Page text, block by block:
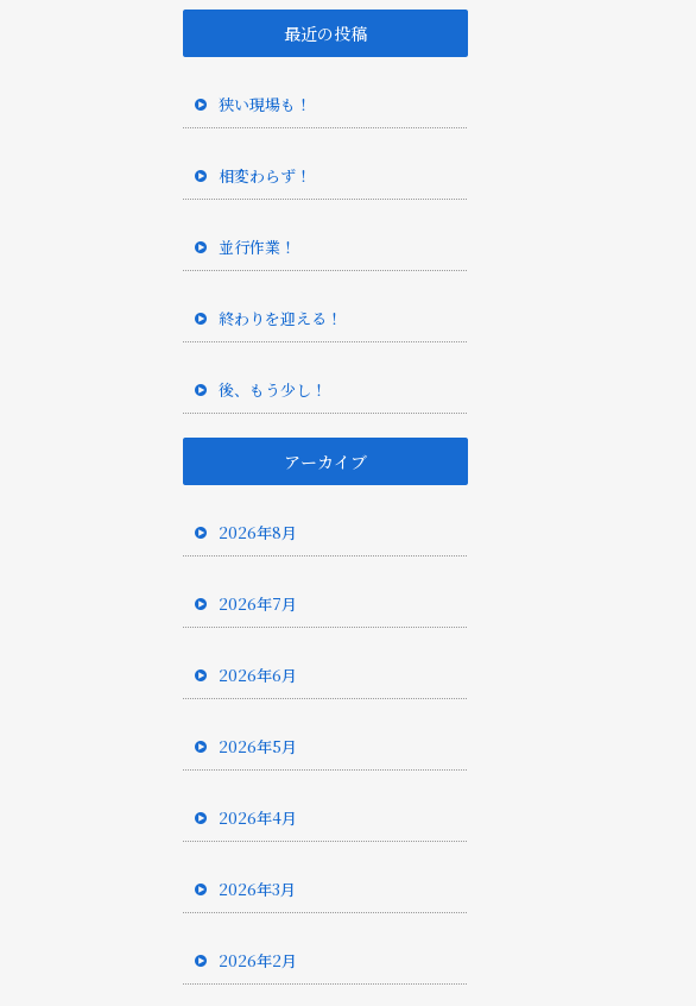
最近の投稿
狭い現場も！
相変わらず！
並行作業！
終わりを迎える！
後、もう少し！
アーカイブ
2026年8月
2026年7月
2026年6月
2026年5月
2026年4月
2026年3月
2026年2月